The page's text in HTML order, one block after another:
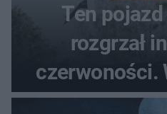
Ten
rozgrzał
czerwoności.
pytali, czy